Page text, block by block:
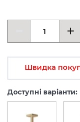
Швидка
Доступні варіанти: